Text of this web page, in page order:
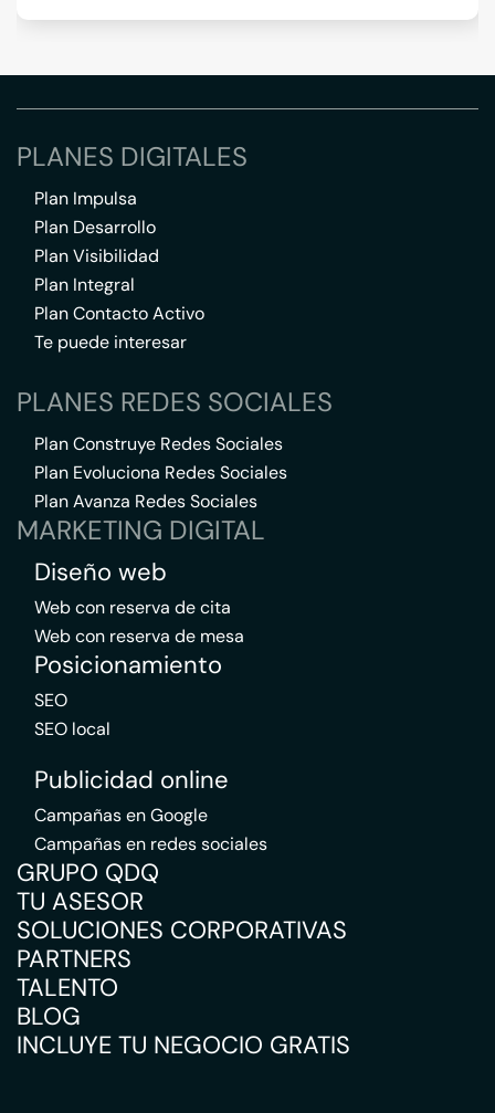
PLANES DIGITALES
Plan Impulsa
Plan Desarrollo
Plan Visibilidad
Plan Integral
Plan Contacto Activo
Te puede interesar
PLANES REDES SOCIALES
Plan Construye Redes Sociales
Plan Evoluciona Redes Sociales
Plan Avanza Redes Sociales
MARKETING DIGITAL
Diseño web
Web con reserva de cita
Web con reserva de mesa
Posicionamiento
SEO
SEO local
Publicidad online
Campañas en Google
Campañas en redes sociales
GRUPO QDQ
TU ASESOR
SOLUCIONES CORPORATIVAS
PARTNERS
TALENTO
BLOG
INCLUYE TU NEGOCIO GRATIS